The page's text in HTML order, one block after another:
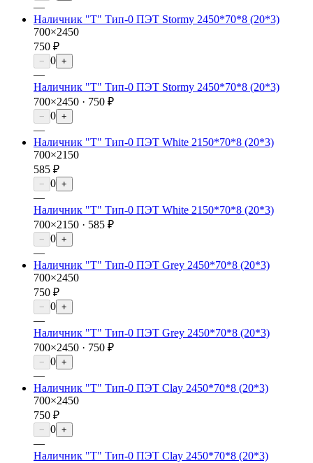
—
Наличник "Т" Тип-0 ПЭТ Stormy 2450*70*8 (20*3)
700×2450
750 ₽
− 0 +
—
Наличник "Т" Тип-0 ПЭТ Stormy 2450*70*8 (20*3)
700×2450 · 750 ₽
− 0 +
—
Наличник "Т" Тип-0 ПЭТ White 2150*70*8 (20*3)
700×2150
585 ₽
− 0 +
—
Наличник "Т" Тип-0 ПЭТ White 2150*70*8 (20*3)
700×2150 · 585 ₽
− 0 +
—
Наличник "Т" Тип-0 ПЭТ Grey 2450*70*8 (20*3)
700×2450
750 ₽
− 0 +
—
Наличник "Т" Тип-0 ПЭТ Grey 2450*70*8 (20*3)
700×2450 · 750 ₽
− 0 +
—
Наличник "Т" Тип-0 ПЭТ Clay 2450*70*8 (20*3)
700×2450
750 ₽
− 0 +
—
Наличник "Т" Тип-0 ПЭТ Clay 2450*70*8 (20*3)